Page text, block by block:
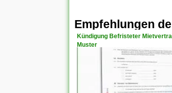
Empfehlungen
Kündigung Befristeter
Muster